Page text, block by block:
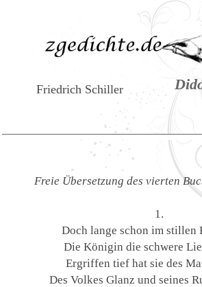
Friedrich Schiller
Freie Übersetzung des vierten
1.
Doch lange schon im stillen
Die Königin die schwere
Ergriffen tief hat sie des
Des Volkes Glanz und seines